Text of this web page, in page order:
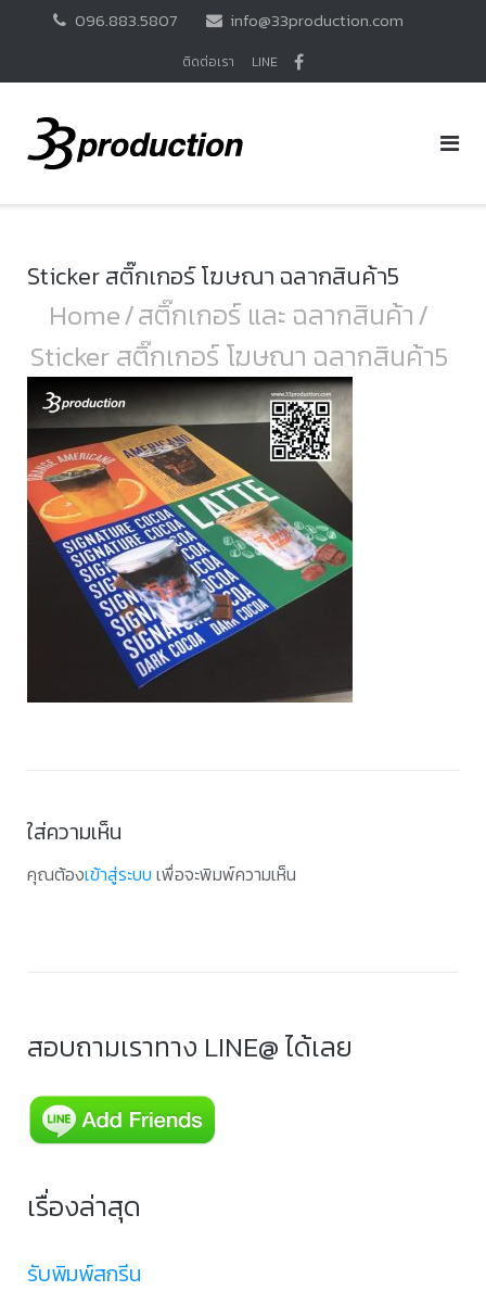
096.883.5807 info@33production.com
ติดต่อเรา LINE
Sticker สติ๊กเกอร์ โฆษณา ฉลากสินค้า5
Home/สติ๊กเกอร์ และ ฉลากสินค้า/
Sticker สติ๊กเกอร์ โฆษณา ฉลากสินค้า5
ใส่ความเห็น
คุณต้องเข้าสู่ระบบ เพื่อจะพิมพ์ความเห็น
สอบถามเราทาง LINE@ ได้เลย
เรื่องล่าสุด
รับพิมพ์สกรีน